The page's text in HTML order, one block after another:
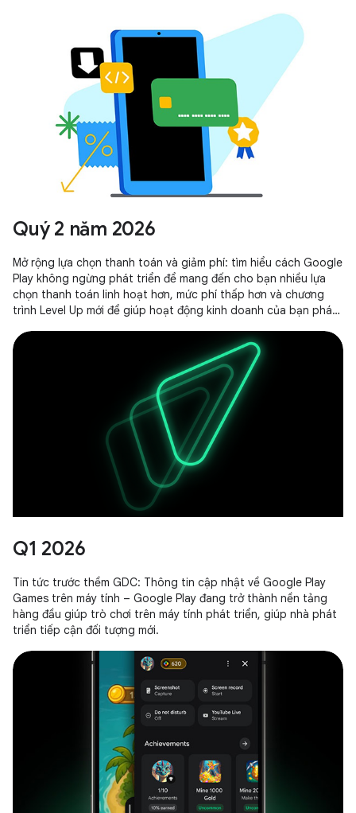
Quý 2 năm 2026
Mở rộng lựa chọn thanh toán và giảm phí: tìm hiểu cách Google
Play không ngừng phát triển để mang đến cho bạn nhiều lựa
chọn thanh toán linh hoạt hơn, mức phí thấp hơn và chương
trình Level Up mới để giúp hoạt động kinh doanh của bạn phát
Q1 2026
Tin tức trước thềm GDC: Thông tin cập nhật về Google Play
Games trên máy tính – Google Play đang trở thành nền tảng
hàng đầu giúp trò chơi trên máy tính phát triển, giúp nhà phát
triển tiếp cận đối tượng mới.